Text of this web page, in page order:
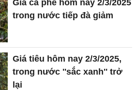
Giá cà phê hôm nay 2/3/2025
trong nước tiếp đà giảm
Giá tiêu hôm nay 2/3/2025,
trong nước ''sắc xanh'' trở
lại